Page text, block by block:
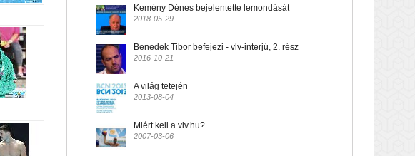
Kemény Dénes bejelentette lemondását
2018-05-29
Benedek Tibor befejezi - vlv-interjú, 2. rész
2016-10-21
A világ tetején
2013-08-04
Miért kell a vlv.hu?
2007-03-06